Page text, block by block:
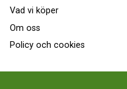
Vad vi köper
Om oss
Policy och cookies